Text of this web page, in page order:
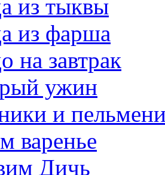
из тыквы
из фарша
на завтрак
ужин
и
варенье
Дичь